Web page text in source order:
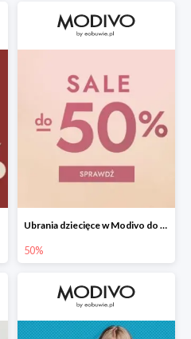
Ubrania dziecięce w Modivo do -50%
50%